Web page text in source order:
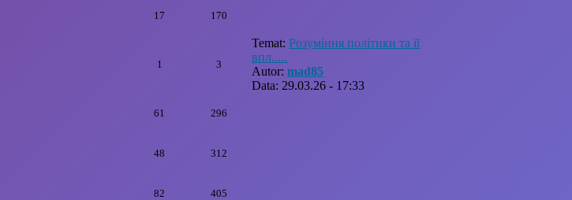
17 170
1 3
Temat:Розуміння політики та її
впл.....
Autor:mad85
Data: 29.03.26 - 17:33
61 296
48 312
82 405